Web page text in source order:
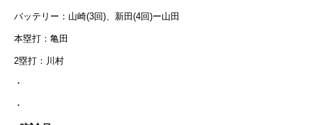
バッテリー：山崎(3回)、新田(4回)ー山田
本塁打：亀田
2塁打：川村
・
・